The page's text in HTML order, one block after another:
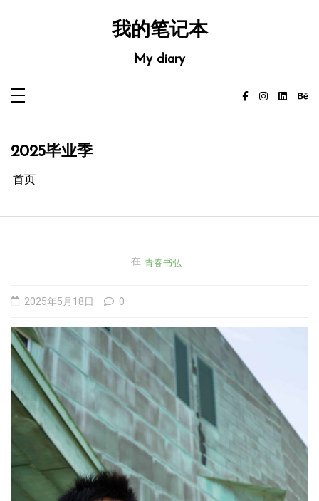
我的笔记本
My diary
2025毕业季
首页
在 青春书弘
2025年5月18日 0